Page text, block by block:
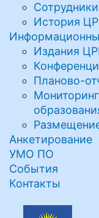
Сотрудники
История
Издания
Планово-
Анкетирование
УМО ПО
События
Контакты